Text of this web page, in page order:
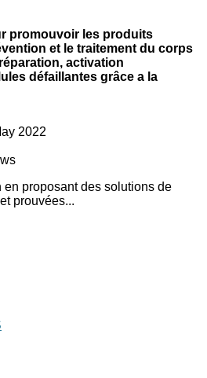
and companies
of the group Bien-être et
Naturelle
KOUACHY AMBROISE
pour promouvoir les
humain.
activation
cellules défaillantes grâce a
promouvoir les produits
et le traitement du corps
activation
défaillantes grâce a la
2022
proposant des solutions de
prouvées...